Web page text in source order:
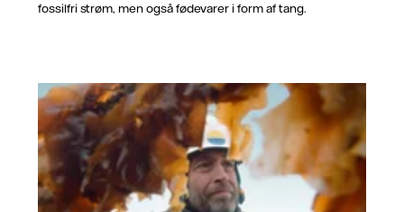
fossilfri strøm, men også fødevarer i form af tang.